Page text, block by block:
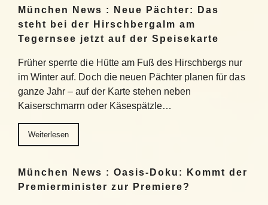
München News : Neue Pächter: Das
steht bei der Hirschbergalm am
Tegernsee jetzt auf der Speisekarte
Früher sperrte die Hütte am Fuß des Hirschbergs nur
im Winter auf. Doch die neuen Pächter planen für das
ganze Jahr – auf der Karte stehen neben
Kaiserschmarrn oder Käsespätzle…
Weiterlesen
München News : Oasis-Doku: Kommt der
Premierminister zur Premiere?